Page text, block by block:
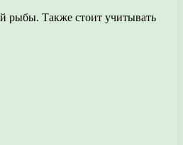
рыбы. Также стоит учитывать